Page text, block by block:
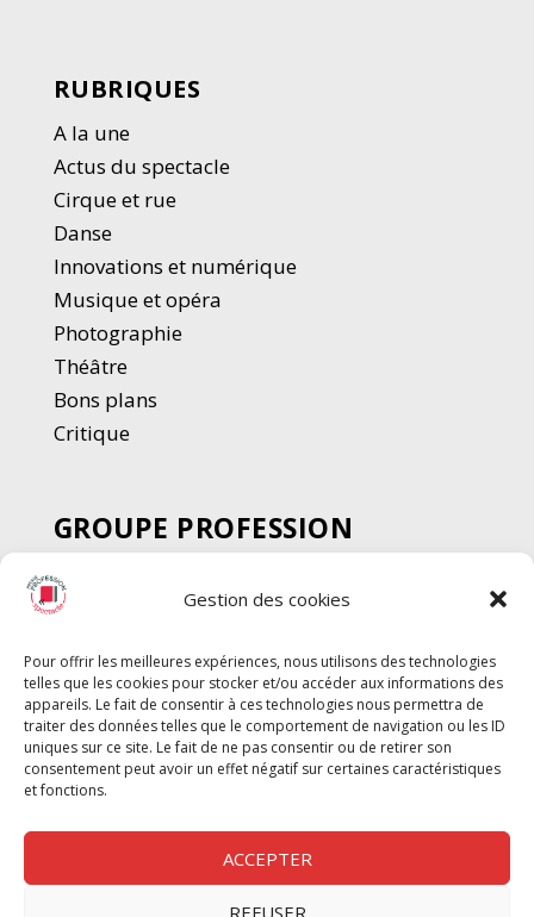
Gestion des cookies
Pour offrir les meilleures expériences, nous utilisons des technologies
telles que les cookies pour stocker et/ou accéder aux informations des
appareils. Le fait de consentir à ces technologies nous permettra de
traiter des données telles que le comportement de navigation ou les ID
uniques sur ce site. Le fait de ne pas consentir ou de retirer son
consentement peut avoir un effet négatif sur certaines caractéristiques
et fonctions.
ACCEPTER
REFUSER
RUBRIQUES
A la une
Actus du spectacle
Cirque et rue
Danse
Innovations et numérique
Musique et opéra
Photographie
Théâtre
Bons plans
Critique
GROUPE PROFESSION
SPECTACLE
Chèque Intermittents
Chèque Compta
Chèque Emploi Spectacle
G-Pods
Profession Audio-visuel